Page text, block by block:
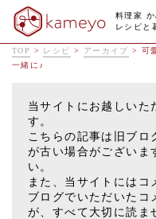
料理家 か
レシピと
TOP > レシピ > アーカイブ >可
一緒に♪
当サイトにお越しいた
す。
こちらの記事は旧ブロ
が古い場合がございま
い。
また、当サイトにはコ
ブログでいただいたコ
が、すべて大切に読ま